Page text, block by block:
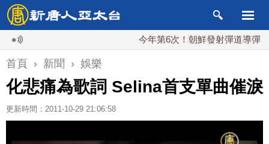
今年第6次！朝鮮發射彈道導彈 落日本
首頁 › 新聞 › 娛樂
化悲痛為歌詞 Selina首支單曲催淚
更新時間：2011-10-29 21:06:58